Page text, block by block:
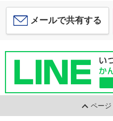
メールで共有する
ペー